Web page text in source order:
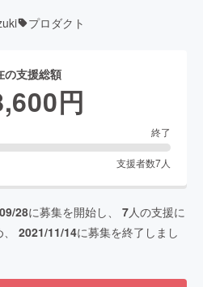
プロダクト
の支援総額
円
終了
支援者数7人
28に募集を開始し、 7人の支援に
2021/11/14に募集を終了しまし